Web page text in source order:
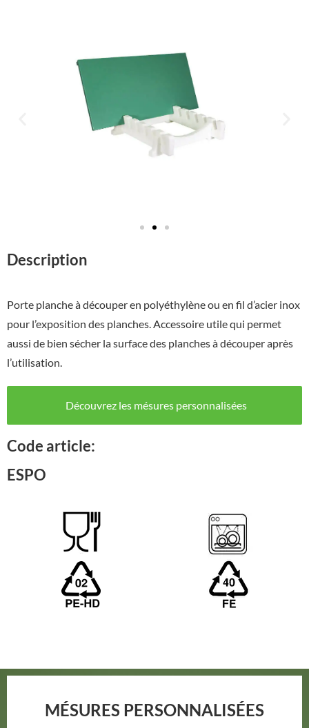
Description
Porte planche à découper en polyéthylène ou en fil d’acier inox
pour l’exposition des planches.Accessoire utile qui permet
aussi de bien sécher la surface des planches à découper après
l’utilisation.
Découvrez les mésures personnalisées
Code article:
ESPO
MÉSURES PERSONNALISÉES